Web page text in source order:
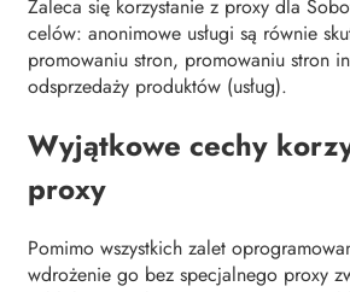
Zaleca się korzystanie z proxy dla
celów: anonimowe usługi są równie
promowaniu stron, promowaniu stron
odsprzedaży produktów (usług).
Wyjątkowe cechy
proxy
Pomimo wszystkich zalet
wdrożenie go bez specjalnego proxy